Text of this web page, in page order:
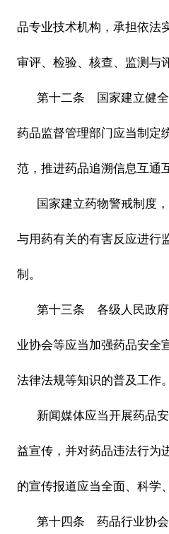
品专业技术机构，承担依法
审评、检验、核查、监测与
第十二条 国家建立健全
药品监督管理部门应当制定
范，推进药品追溯信息互通
国家建立药物警戒制度，
与用药有关的有害反应进行
制。
第十三条 各级人民政府
业协会等应当加强药品安全
法律法规等知识的普及工作。
新闻媒体应当开展药品安
益宣传，并对药品违法行为
的宣传报道应当全面、科学
第十四条 药品行业协会